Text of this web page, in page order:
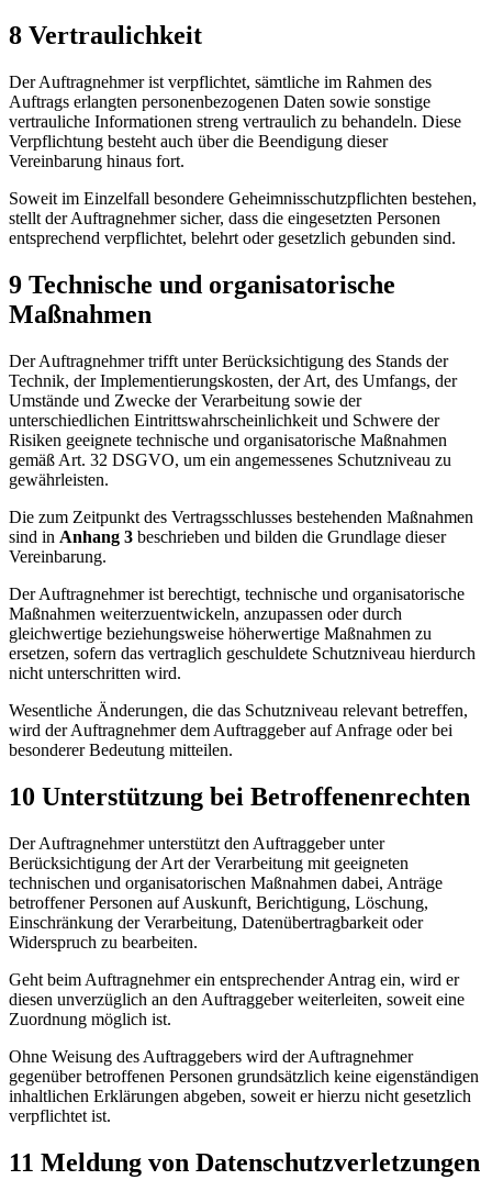
8 Vertraulichkeit
Der Auftragnehmer ist verpflichtet, sämtliche im Rahmen des
Auftrags erlangten personenbezogenen Daten sowie sonstige
vertrauliche Informationen streng vertraulich zu behandeln. Diese
Verpflichtung besteht auch über die Beendigung dieser
Vereinbarung hinaus fort.
Soweit im Einzelfall besondere Geheimnisschutzpflichten bestehen,
stellt der Auftragnehmer sicher, dass die eingesetzten Personen
entsprechend verpflichtet, belehrt oder gesetzlich gebunden sind.
9 Technische und organisatorische
Maßnahmen
Der Auftragnehmer trifft unter Berücksichtigung des Stands der
Technik, der Implementierungskosten, der Art, des Umfangs, der
Umstände und Zwecke der Verarbeitung sowie der
unterschiedlichen Eintrittswahrscheinlichkeit und Schwere der
Risiken geeignete technische und organisatorische Maßnahmen
gemäß Art. 32 DSGVO, um ein angemessenes Schutzniveau zu
gewährleisten.
Die zum Zeitpunkt des Vertragsschlusses bestehenden Maßnahmen
sind in Anhang 3 beschrieben und bilden die Grundlage dieser
Vereinbarung.
Der Auftragnehmer ist berechtigt, technische und organisatorische
Maßnahmen weiterzuentwickeln, anzupassen oder durch
gleichwertige beziehungsweise höherwertige Maßnahmen zu
ersetzen, sofern das vertraglich geschuldete Schutzniveau hierdurch
nicht unterschritten wird.
Wesentliche Änderungen, die das Schutzniveau relevant betreffen,
wird der Auftragnehmer dem Auftraggeber auf Anfrage oder bei
besonderer Bedeutung mitteilen.
10 Unterstützung bei Betroffenenrechten
Der Auftragnehmer unterstützt den Auftraggeber unter
Berücksichtigung der Art der Verarbeitung mit geeigneten
technischen und organisatorischen Maßnahmen dabei, Anträge
betroffener Personen auf Auskunft, Berichtigung, Löschung,
Einschränkung der Verarbeitung, Datenübertragbarkeit oder
Widerspruch zu bearbeiten.
Geht beim Auftragnehmer ein entsprechender Antrag ein, wird er
diesen unverzüglich an den Auftraggeber weiterleiten, soweit eine
Zuordnung möglich ist.
Ohne Weisung des Auftraggebers wird der Auftragnehmer
gegenüber betroffenen Personen grundsätzlich keine eigenständigen
inhaltlichen Erklärungen abgeben, soweit er hierzu nicht gesetzlich
verpflichtet ist.
11 Meldung von Datenschutzverletzungen